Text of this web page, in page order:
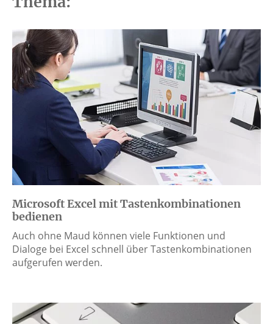
Microsoft Excel mit Tastenkombinationen
bedienen
Auch ohne Maud können viele Funktionen und
Dialoge bei Excel schnell über Tastenkombinationen
aufgerufen werden.